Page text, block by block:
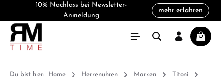
10% Nachlass bei Newsletter-
Anmeldung
mehr erfahren
Du bist hier: Home Herrenuhren Marken
Titoni